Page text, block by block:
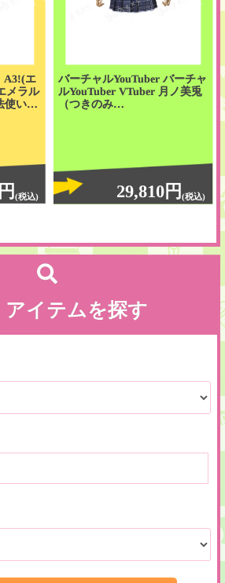
A3!(エ
メラル
使い…
(税込)
バーチャルYouTuber バーチャ
ルYouTuber VTuber 月ノ美兎
（つきのみ…
29,810円(税込)
アイテムを探す